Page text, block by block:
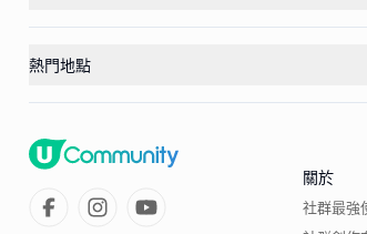
熱門地點
關於
社群最強